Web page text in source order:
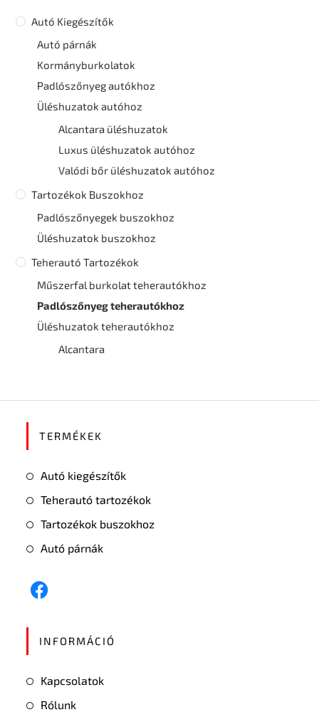
Autó Kiegészítők
Autó párnák
Kormányburkolatok
Padlószőnyeg autókhoz
Üléshuzatok autóhoz
Alcantara üléshuzatok
Luxus üléshuzatok autóhoz
Valódi bőr üléshuzatok autóhoz
Tartozékok Buszokhoz
Padlószőnyegek buszokhoz
Üléshuzatok buszokhoz
Teherautó Tartozékok
Műszerfal burkolat teherautókhoz
Padlószőnyeg teherautókhoz
Üléshuzatok teherautókhoz
Alcantara
TERMÉKEK
Autó kiegészítők
Teherautó tartozékok
Tartozékok buszokhoz
Autó párnák
INFORMÁCIÓ
Kapcsolatok
Rólunk